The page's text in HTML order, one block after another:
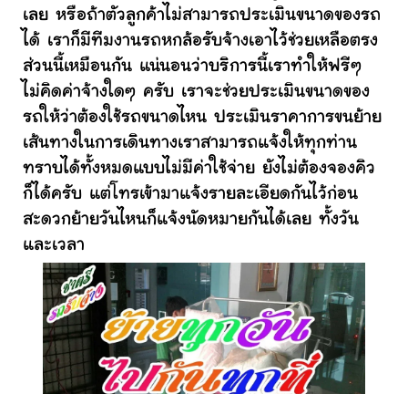
เลย หรือถ้าตัวลูกค้าไม่สามารถประเมินขนาดของรถ
ได้ เราก็มีทีมงานรถหกล้อรับจ้างเอาไว้ช่วยเหลือตรง
ส่วนนี้เหมือนกัน แน่นอนว่าบริการนี้เราทำให้ฟรีๆ
ไม่คิดค่าจ้างใดๆ ครับ เราจะช่วยประเมินขนาดของ
รถให้ว่าต้องใช้รถขนาดไหน ประเมินราคาการขนย้าย
เส้นทางในการเดินทางเราสามารถแจ้งให้ทุกท่าน
ทราบได้ทั้งหมดแบบไม่มีค่าใช้จ่าย ยังไม่ต้องจองคิว
ก็ได้ครับ แต่โทรเข้ามาแจ้งรายละเอียดกันไว้ก่อน
สะดวกย้ายวันไหนก็แจ้งนัดหมายกันได้เลย ทั้งวัน
และเวลา